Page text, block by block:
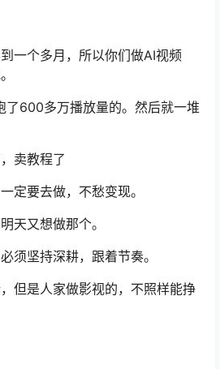
一个多月，所以你们做AI视频
了600多万播放量的。然后就一堆
卖教程了
定要去做，不愁变现。
天又想做那个。
须坚持深耕，跟着节奏。
但是人家做影视的，不照样能挣